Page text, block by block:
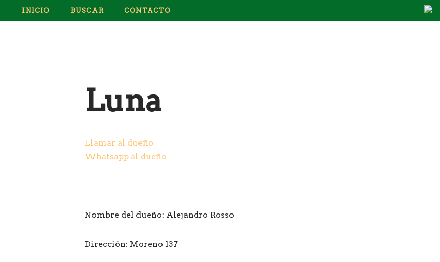
INICIO BUSCAR CONTACTO
Luna
Llamar al dueño
Whatsapp al dueño
Nombre del dueño: Alejandro Rosso
Dirección: Moreno 137